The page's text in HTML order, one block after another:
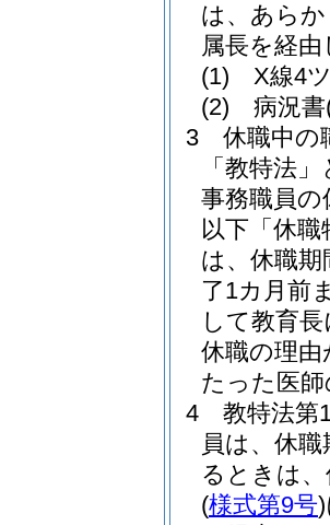
は、あら
属長を経
(1)
X線4
(2)
病況書
3
休職中の
「教特法
事務職員
以下「休
は、休職
了1カ月前
して教育
休職の理
たった医
4
教特法第
員は、休
るときは
(様式第9号)